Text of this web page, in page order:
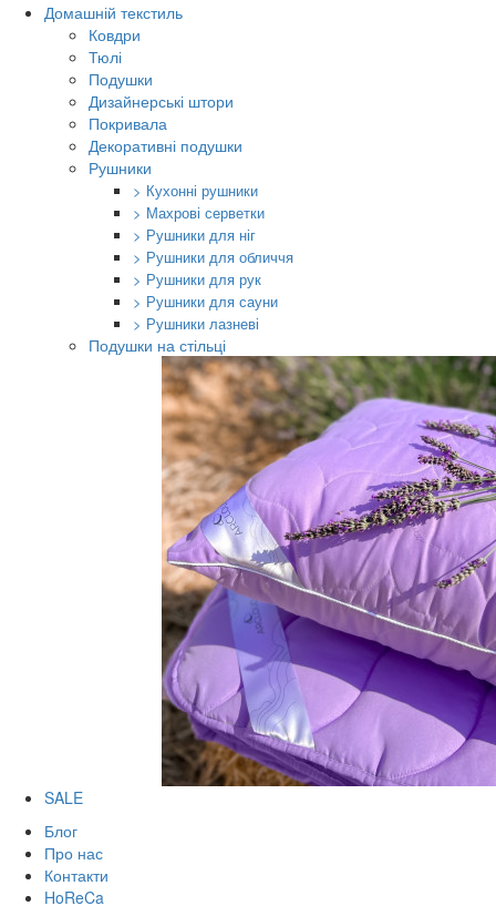
Домашній текстиль
Ковдри
Тюлі
Подушки
Дизайнерські штори
Покривала
Декоративні подушки
Рушники
> Кухонні рушники
> Махрові серветки
> Рушники для ніг
> Рушники для обличчя
> Рушники для рук
> Рушники для сауни
> Рушники лазневі
Подушки на стільці
SALE
Блог
Про нас
Контакти
HoReCa